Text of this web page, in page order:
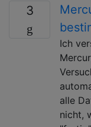
3
Ich
alle
nicht,